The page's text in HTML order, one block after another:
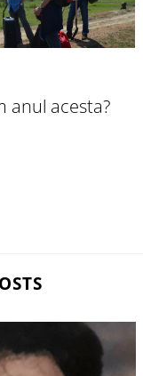
anul acesta?